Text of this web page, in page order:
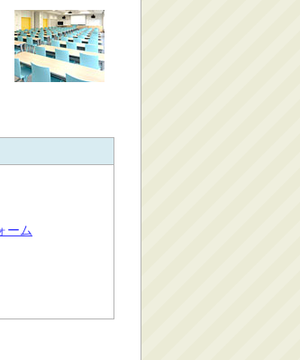
ーム
分まで）